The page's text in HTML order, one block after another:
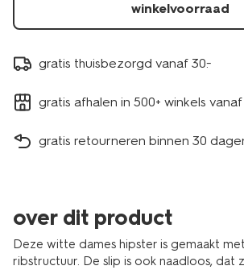
winkelvoorraad
gratis thuisbezorgd vanaf 30.-
gratis afhalen in 500+ winkels vanaf
gratis retourneren binnen 30
over dit product
Deze witte dames hipster is gemaakt
ribstructuur. De slip is ook naadloos, dat